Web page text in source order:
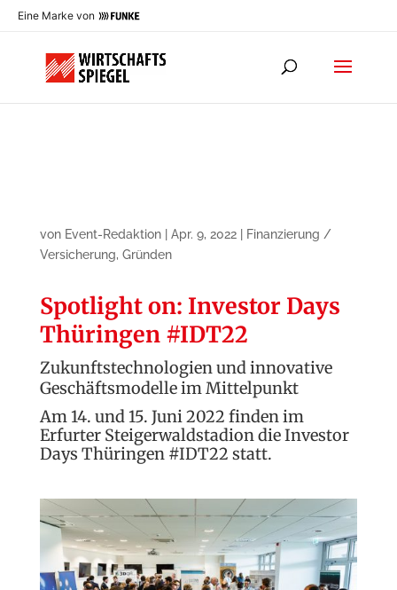
Eine Marke von
von Event-Redaktion| Apr. 9, 2022|
Finanzierung /
Versicherung, Gründen
Spotlight on: Investor Days
Thüringen #IDT22
Zukunftstechnologien und innovative
Geschäftsmodelle im Mittelpunkt
Am 14. und 15. Juni 2022 finden im
Erfurter Steigerwaldstadion die Investor
Days Thüringen #IDT22 statt.